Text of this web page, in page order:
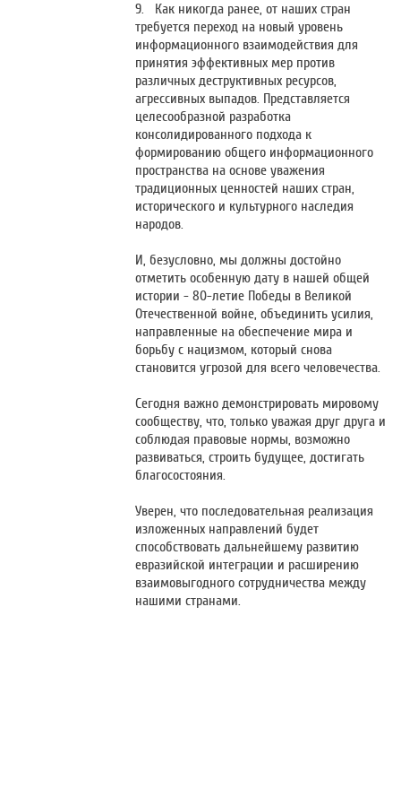
9. Как никогда ранее, от наших стран
требуется переход на новый уровень
информационного взаимодействия для
принятия эффективных мер против
различных деструктивных ресурсов,
агрессивных выпадов. Представляется
целесообразной разработка
консолидированного подхода к
формированию общего информационного
пространства на основе уважения
традиционных ценностей наших стран,
исторического и культурного наследия
народов.
И, безусловно, мы должны достойно
отметить особенную дату в нашей общей
истории - 80-летие Победы в Великой
Отечественной войне, объединить усилия,
направленные на обеспечение мира и
борьбу с нацизмом, который снова
становится угрозой для всего человечества.
Сегодня важно демонстрировать мировому
сообществу, что, только уважая друг друга и
соблюдая правовые нормы, возможно
развиваться, строить будущее, достигать
благосостояния.
Уверен, что последовательная реализация
изложенных направлений будет
способствовать дальнейшему развитию
евразийской интеграции и расширению
взаимовыгодного сотрудничества между
нашими странами.